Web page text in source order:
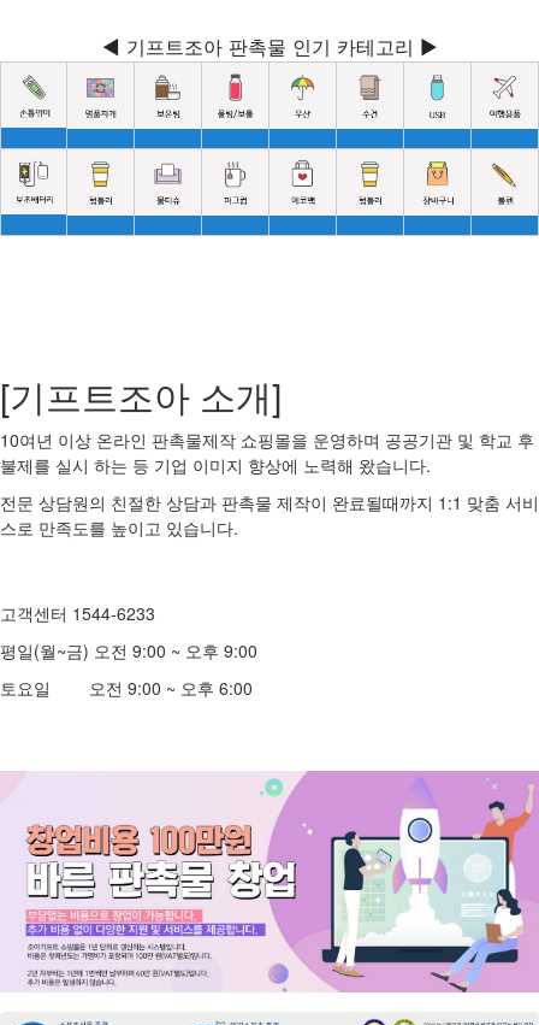
◀ 기프트조아 판촉물 인기 카테고리 ▶
[기프트조아 소개]
10여년 이상 온라인 판촉물제작 쇼핑몰을 운영하며 공공기관 및 학교 후
불제를 실시 하는 등 기업 이미지 향상에 노력해 왔습니다.
전문 상담원의 친절한 상담과 판촉물 제작이 완료될때까지 1:1 맞춤 서비
스로 만족도를 높이고 있습니다.
고객센터 1544-6233
평일(월~금) 오전 9:00 ~ 오후 9:00
토요일 오전 9:00 ~ 오후 6:00